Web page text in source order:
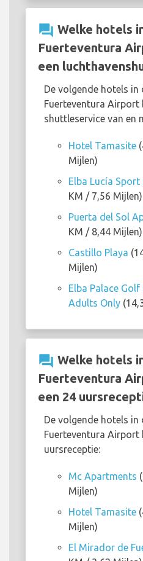
question_answer Welke hotels
Fuerteventura
een
De volgende hotels in
Fuerteventura Airport
shuttleservice van en
Hotel Tamasite
Mijlen)
Elba Lucía
KM / 7,56 Mijlen)
Puerta del Sol
KM / 8,44 Mijlen)
Castillo Playa
Mijlen)
Elba Palace
Adults Only
question_answer Welke hotels
Fuerteventura
een 24
De volgende hotels in
Fuerteventura Airport
uursreceptie:
Mc Apartments
Mijlen)
Hotel Tamasite
Mijlen)
El Mirador de